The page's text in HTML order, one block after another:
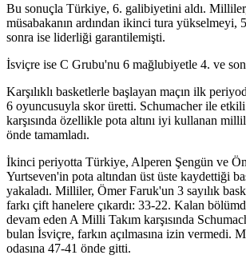
Bu sonuçla Türkiye, 6. galibiyetini aldı.
müsabakanın ardından ikinci tura yükselmeyi,
sonra ise liderliği garantilemişti.
İsviçre ise C Grubu'nu 6 mağlubiyetle 4. ve
Karşılıklı basketlerle başlayan maçın ilk
6 oyuncusuyla skor üretti. Schumacher ile
karşısında özellikle pota altını iyi kullanan
önde tamamladı.
İkinci periyotta Türkiye, Alperen Şengün ve
Yurtseven'in pota altından üst üste kaydettiği
yakaladı. Milliler, Ömer Faruk'un 3 sayılık
farkı çift hanelere çıkardı: 33-22. Kalan
devam eden A Milli Takım karşısında
bulan İsviçre, farkın açılmasına izin vermedi.
odasına 47-41 önde gitti.